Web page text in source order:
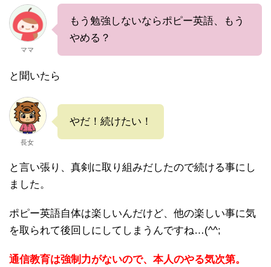
ママ
もう勉強しないならポピー英語、もう
やめる？
と聞いたら
長女
やだ！続けたい！
と言い張り、真剣に取り組みだしたので続ける事にし
ました。
ポピー英語自体は楽しいんだけど、他の楽しい事に気
を取られて後回しにしてしまうんですね…(^^;
通信教育は強制力がないので、本人のやる気次第。